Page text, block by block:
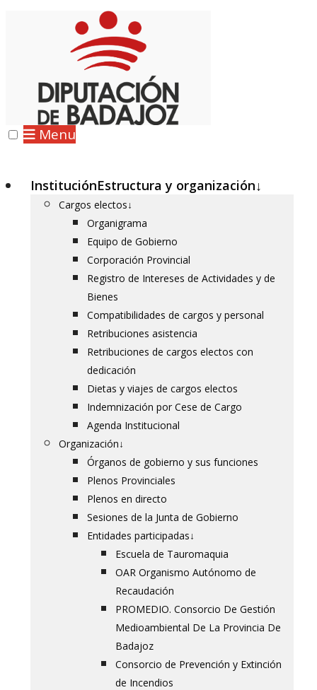
Menu
InstituciónEstructura y organización↓
Cargos electos↓
Organigrama
Equipo de Gobierno
Corporación Provincial
Registro de Intereses de Actividades y de
Bienes
Compatibilidades de cargos y personal
Retribuciones asistencia
Retribuciones de cargos electos con
dedicación
Dietas y viajes de cargos electos
Indemnización por Cese de Cargo
Agenda Institucional
Organización↓
Órganos de gobierno y sus funciones
Plenos Provinciales
Plenos en directo
Sesiones de la Junta de Gobierno
Entidades participadas↓
Escuela de Tauromaquia
OAR Organismo Autónomo de
Recaudación
PROMEDIO. Consorcio De Gestión
Medioambiental De La Provincia De
Badajoz
Consorcio de Prevención y Extinción
de Incendios